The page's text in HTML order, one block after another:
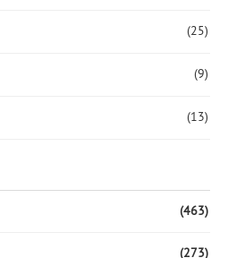
(25)
(9)
(13)
(463)
(273)